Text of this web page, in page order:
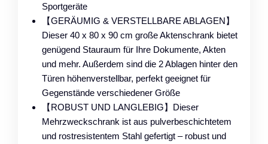
Sportgeräte
【GERÄUMIG & VERSTELLBARE ABLAGEN】
Dieser 40 x 80 x 90 cm große Aktenschrank bietet
genügend Stauraum für Ihre Dokumente, Akten
und mehr. Außerdem sind die 2 Ablagen hinter den
Türen höhenverstellbar, perfekt geeignet für
Gegenstände verschiedener Größe
【ROBUST UND LANGLEBIG】Dieser
Mehrzweckschrank ist aus pulverbeschichtetem
und rostresistentem Stahl gefertigt – robust und